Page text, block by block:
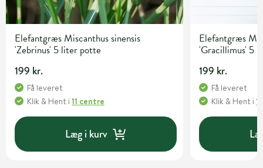
Elefantgræs Miscanthus sinensis
'Zebrinus' 5 liter potte
199 kr.
Få leveret
Klik & Hent i 11 centre
Læg i kurv
Elefantgræs
'Gracillimus' 5
199 kr.
Få leveret
Klik & Hent i